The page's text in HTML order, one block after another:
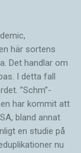
här sortens
Det handlar om
I detta fall
”Schm”-
har kommit att
bland annat
en studie på
nu